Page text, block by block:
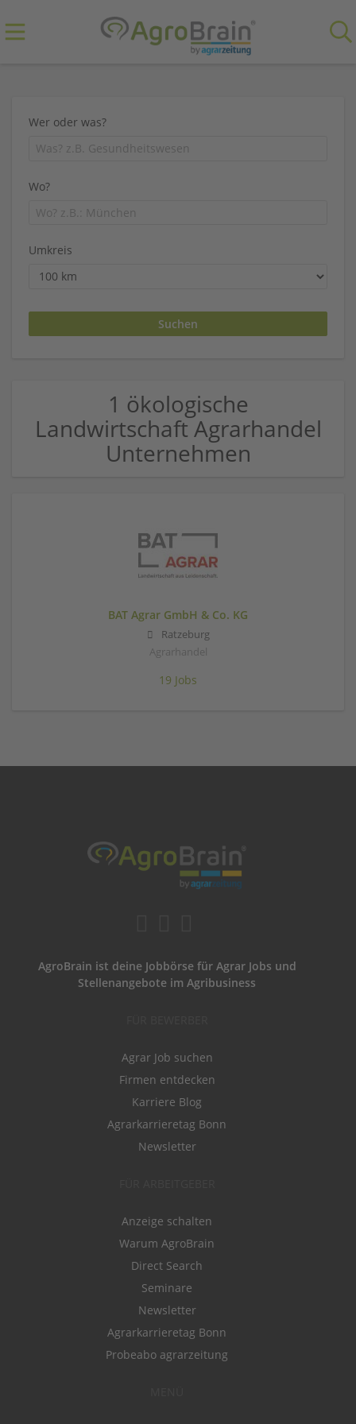
Wer oder was?
Wo?
Umkreis
1 ökologische
Landwirtschaft Agrarhandel
Unternehmen
BAT Agrar GmbH & Co. KG
Ratzeburg
Agrarhandel
19 Jobs
AgroBrain ist deine Jobbörse für Agrar Jobs und
Stellenangebote im Agribusiness
Agrar Job suchen
Firmen entdecken
Karriere Blog
Agrarkarrieretag Bonn
Newsletter
Anzeige schalten
Warum AgroBrain
Direct Search
Seminare
Newsletter
Agrarkarrieretag Bonn
Probeabo agrarzeitung